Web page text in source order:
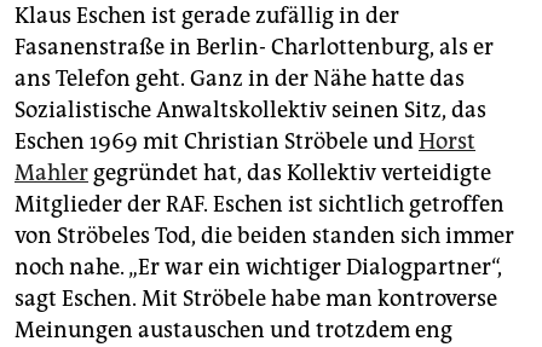
genossenschaft
epaper login
Klaus Eschen ist gerade zufällig in der
Fasanenstraße in Berlin- Charlottenburg, als er
ans Telefon geht. Ganz in der Nähe hatte das
Sozialistische Anwaltskollektiv seinen Sitz, das
Eschen 1969 mit Christian Ströbele undHorst
Mahler gegründet hat, das Kollektiv verteidigte
Mitglieder der RAF. Eschen ist sichtlich getroffen
von Ströbeles Tod, die beiden standen sich immer
noch nahe. „Er war ein wichtiger Dialogpartner“,
sagt Eschen. Mit Ströbele habe man kontroverse
Meinungen austauschen und trotzdem eng